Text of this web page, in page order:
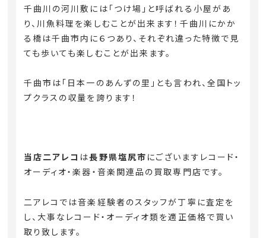
千曲川の河川敷には「つけ場」と呼ばれる小屋があ
り、川魚料理を楽しむことが出来ます！千曲川にかか
る橋は千曲市内に６つあり、それぞれ違った特徴で見
ても歩いても楽しむことが出来ます。
千曲市は「日本一のあんずの里」とも言われ、全国トッ
プクラスの収量を誇ります！
当店二アレコ は長野県塩尻市 にございますレコード・
オーディオ・楽器・音楽関連品の買取専門店です。
二アレコでは音楽経験者のスタッフが丁寧に査定を
し、大事なレコード・オーディオ類を適正価格で買い
取り致します。